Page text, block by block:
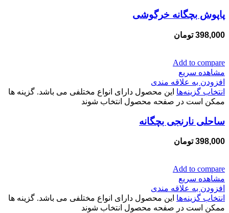
پاپوش بچگانه خرگوشی
398,000 تومان
Add to compare
مشاهده سریع
افزودن به علاقه مندی
انتخاب گزینه‌ها این محصول دارای انواع مختلفی می باشد. گزینه ها
ممکن است در صفحه محصول انتخاب شوند
ساحلی نارنجی بچگانه
398,000 تومان
Add to compare
مشاهده سریع
افزودن به علاقه مندی
انتخاب گزینه‌ها این محصول دارای انواع مختلفی می باشد. گزینه ها
ممکن است در صفحه محصول انتخاب شوند